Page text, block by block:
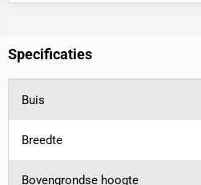
Specificaties
Buis
Breedte
Bovengrondse hoogte